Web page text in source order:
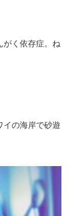
がく依存症。ね
イの海岸で砂遊